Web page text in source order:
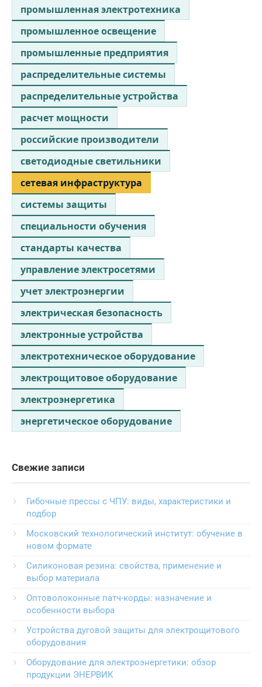
промышленная электротехника
промышленное освещение
промышленные предприятия
распределительные системы
распределительные устройства
расчет мощности
российские производители
светодиодные светильники
сетевая инфраструктура
системы защиты
специальности обучения
стандарты качества
управление электросетями
учет электроэнергии
электрическая безопасность
электронные устройства
электротехническое оборудование
электрощитовое оборудование
электроэнергетика
энергетическое оборудование
Свежие записи
Гибочные прессы с ЧПУ: виды, характеристики и
подбор
Московский технологический институт: обучение в
новом формате
Силиконовая резина: свойства, применение и
выбор материала
Оптоволоконные патч-корды: назначение и
особенности выбора
Устройства дуговой защиты для электрощитового
оборудования
Оборудование для электроэнергетики: обзор
продукции ЭНЕРВИК